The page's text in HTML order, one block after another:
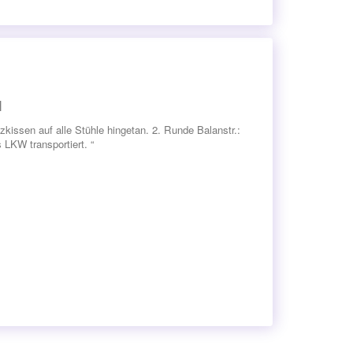
auf alle Stühle hingetan. 2. Runde Balanstr.:
transportiert. “